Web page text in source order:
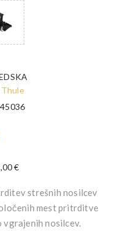
Thule
€
strešnih nosilcev
mest pritrditve
nosilcev.